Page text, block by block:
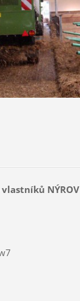
NÝROV